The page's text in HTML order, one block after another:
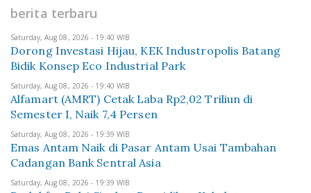
berita terbaru
Saturday, Aug 08, 2026 - 19:40 WIB
Dorong Investasi Hijau, KEK Industropolis Batang
Bidik Konsep Eco Industrial Park
Saturday, Aug 08, 2026 - 19:40 WIB
Alfamart (AMRT) Cetak Laba Rp2,02 Triliun di
Semester I, Naik 7,4 Persen
Saturday, Aug 08, 2026 - 19:39 WIB
Emas Antam Naik di Pasar Antam Usai Tambahan
Cadangan Bank Sentral Asia
Saturday, Aug 08, 2026 - 19:39 WIB